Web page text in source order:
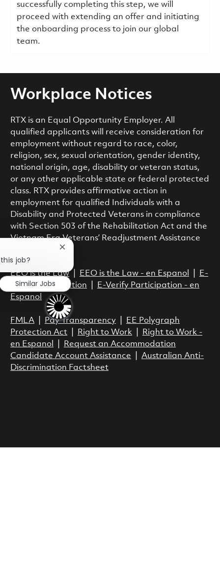
successfully completing this step, we will
proceed with extending an offer and initiating
the onboarding process to join our global
team.
Workplace Notices
RTX is an Equal Opportunity Employer. All
qualified applicants will receive consideration for
employment without regard to race, color,
religion, sex, sexual orientation, gender identity,
national origin, age, disability or veteran status,
or any other applicable state or federal protected
class. RTX provides affirmative action in
employment for qualified Individuals with a
Disability and Protected Veterans in compliance
with Section 503 of the Rehabilitation Act and the
Vietnam Era Veterans’ Readjustment Assistance
EEO is the Law| EEO is the Law - en Espanol
E-
Verify Participation
E-Verify Participation - en
Espanol
FMLA| Pay Transparency|
EE Polygraph
Protection Act| Right to Work|
Right to Work -
en Espanol
Request an Accommodation
Candidate Account Assistance
Australian Anti-
Discrimination Factsheet
job?
Close chatbot notification
Similar Jobs